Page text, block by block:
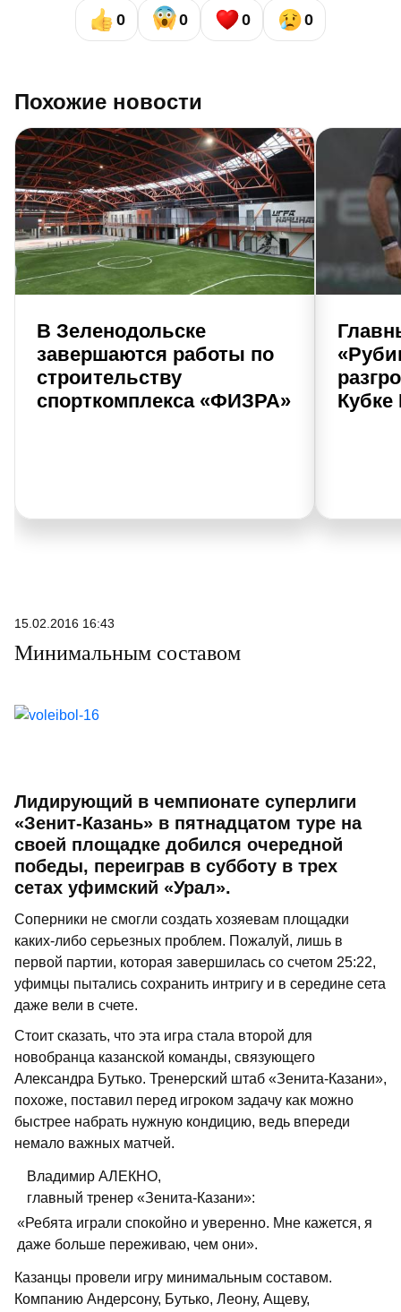
0 0 0 0
Похожие новости
В Зеленодольске
завершаются работы по
строительству
спорткомплекса «ФИЗРА»
Кубке
15.02.2016 16:43
Минимальным составом
Лидирующий в чемпионате суперлиги
«Зенит-Казань» в пятнадцатом туре на
своей площадке добился очередной
победы, переиграв в субботу в трех
сетах уфимский «Урал».
Соперники не смогли создать хозяевам площадки
каких-либо серьезных проблем. Пожалуй, лишь в
первой партии, которая завершилась со счетом 25:22,
уфимцы пытались сохранить интригу и в середине сета
даже вели в счете.
Стоит сказать, что эта игра стала второй для
новобранца казанской команды, связующего
Александра Бутько. Тренерский штаб «Зенита-Казани»,
похоже, поставил перед игроком задачу как можно
быстрее набрать нужную кондицию, ведь впереди
немало важных матчей.
Владимир АЛЕКНО,
главный тренер «Зенита-Казани»:
«Ребята играли спокойно и уверенно. Мне кажется, я
даже больше переживаю, чем они».
Казанцы провели игру минимальным составом.
Компанию Андерсону, Бутько, Леону, Ащеву,